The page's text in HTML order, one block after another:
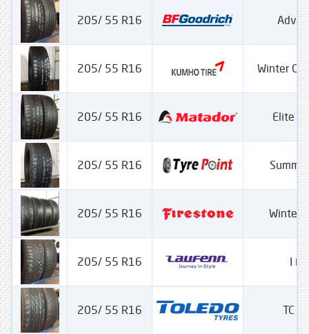
205/ 55 R16
205/ 55 R16 Winter
205/ 55 R16 Elite 3
205/ 55 R16
205/ 55 R16
205/ 55 R16 I
205/ 55 R16 TC